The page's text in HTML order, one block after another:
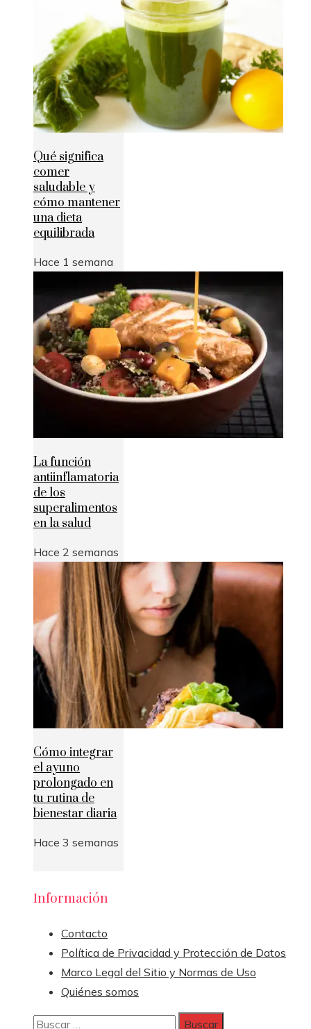
Qué significa
comer
saludable y
cómo mantener
una dieta
equilibrada
Hace 1 semana
La función
antiinflamatoria
de los
superalimentos
en la salud
Hace 2 semanas
Cómo integrar
el ayuno
prolongado en
tu rutina de
bienestar diaria
Hace 3 semanas
Información
Contacto
Política de Privacidad y Protección de Datos
Marco Legal del Sitio y Normas de Uso
Quiénes somos
Buscar: